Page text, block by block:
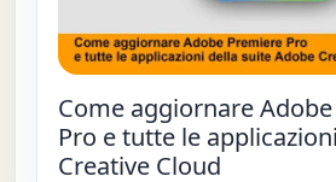
Come aggiornare
Pro e tutte le
Creative Cloud